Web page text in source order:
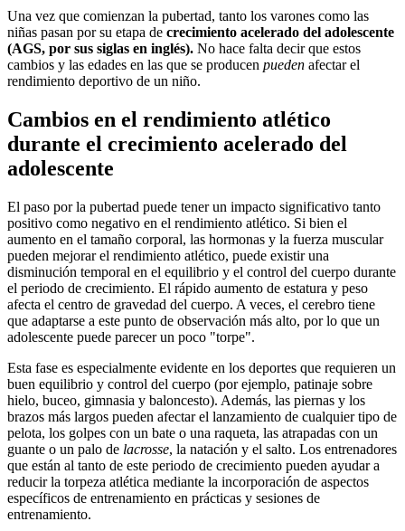
Una vez que comienzan la pubertad, tanto los varones como las
niñas pasan por su etapa de crecimiento acelerado del adolescente
(AGS, por sus siglas en inglés). No hace falta decir que estos
cambios y las edades en las que se producen pueden afectar el
rendimiento deportivo de un niño.
Cambios en el rendimiento atlético
durante el crecimiento acelerado del
adolescente
El paso por la pubertad puede tener un impacto significativo tanto
positivo como negativo en el rendimiento atlético. Si bien el
aumento en el tamaño corporal, las hormonas y la fuerza muscular
pueden mejorar el rendimiento atlético, puede existir una
disminución temporal en el equilibrio y el control del cuerpo durante
el periodo de crecimiento. El rápido aumento de estatura y peso
afecta el centro de gravedad del cuerpo. A veces, el cerebro tiene
que adaptarse a este punto de observación más alto, por lo que un
adolescente puede parecer un poco "torpe".
Esta fase es especialmente evidente en los deportes que requieren un
buen equilibrio y control del cuerpo (por ejemplo, patinaje sobre
hielo, buceo, gimnasia y baloncesto). Además, las piernas y los
brazos más largos pueden afectar el lanzamiento de cualquier tipo de
pelota, los golpes con un bate o una raqueta, las atrapadas con un
guante o un palo de lacrosse, la natación y el salto. Los entrenadores
que están al tanto de este periodo de crecimiento pueden ayudar a
reducir la torpeza atlética mediante la incorporación de aspectos
específicos de entrenamiento en prácticas y sesiones de
entrenamiento.